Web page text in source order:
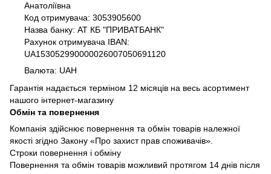
Анатоліївна
Код отримувача: 3053905600
Назва банку: АТ КБ "ПРИВАТБАНК"
Рахунок отримувача IBAN:
UA153052990000026007050691120
Валюта: UAH
Гарантія надається терміном 12 місяців на весь асортимент
нашого інтернет-магазину
Обмін та повернення
Компанія здійснює повернення та обмін товарів належної
якості згідно Закону «Про захист прав споживачів».
Строки повернення і обміну
Повернення та обмін товарів можливий протягом 14 днів після